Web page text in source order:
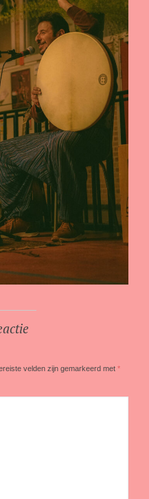
velden zijn gemarkeerd met *